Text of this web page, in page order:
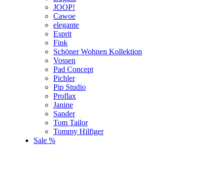
JOOP!
Cawoe
elegante
Esprit
Fink
Schöner Wohnen Kollektion
Vossen
Pad Concept
Pichler
Pip Studio
Proflax
Janine
Sander
Tom Tailor
Tommy Hilfiger
Sale %